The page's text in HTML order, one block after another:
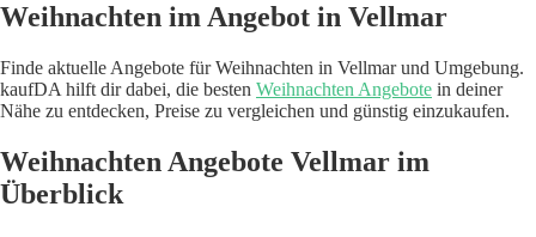
Weihnachten im Angebot in Vellmar
Finde aktuelle Angebote für Weihnachten in Vellmar und Umgebung.
kaufDA hilft dir dabei, die besten Weihnachten Angebote in deiner
Nähe zu entdecken, Preise zu vergleichen und günstig einzukaufen.
Weihnachten Angebote Vellmar im
Überblick